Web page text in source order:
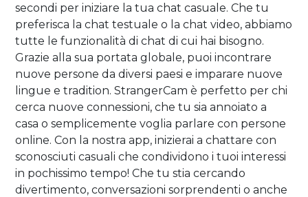
secondi per iniziare la tua chat casuale. Che tu
preferisca la chat testuale o la chat video, abbiamo
tutte le funzionalità di chat di cui hai bisogno.
Grazie alla sua portata globale, puoi incontrare
nuove persone da diversi paesi e imparare nuove
lingue e tradition. StrangerCam è perfetto per chi
cerca nuove connessioni, che tu sia annoiato a
casa o semplicemente voglia parlare con persone
online. Con la nostra app, inizierai a chattare con
sconosciuti casuali che condividono i tuoi interessi
in pochissimo tempo! Che tu stia cercando
divertimento, conversazioni sorprendenti o anche